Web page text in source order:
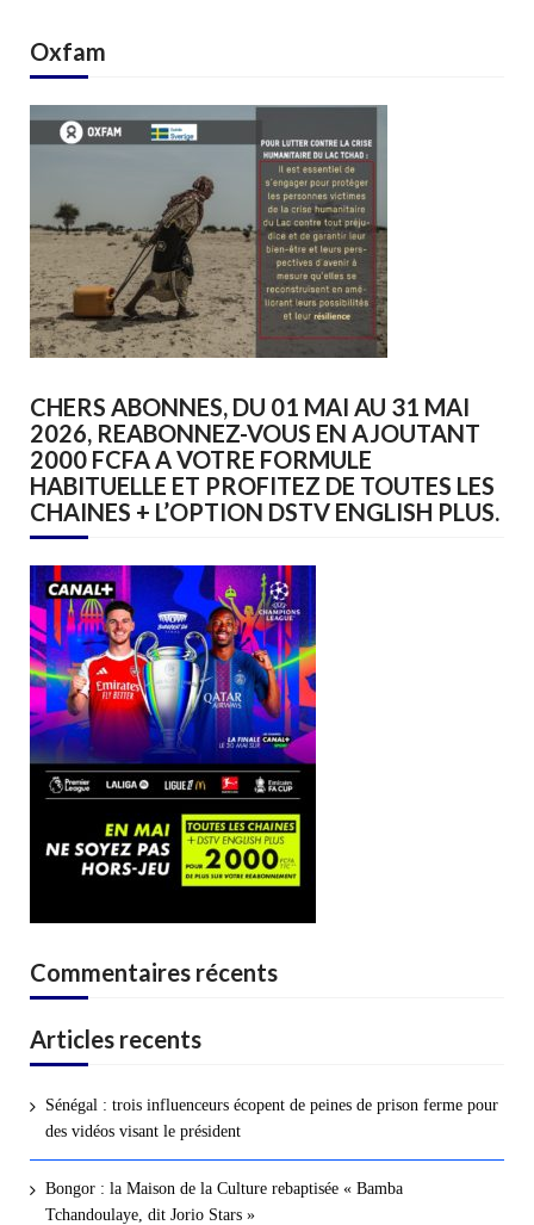
Oxfam
CHERS ABONNES, DU 01 MAI AU 31 MAI
2026, REABONNEZ-VOUS EN AJOUTANT
2000 FCFA A VOTRE FORMULE
HABITUELLE ET PROFITEZ DE TOUTES LES
CHAINES + L’OPTION DSTV ENGLISH PLUS.
Commentaires récents
Articles recents
Sénégal : trois influenceurs écopent de peines de prison ferme pour
des vidéos visant le président
Bongor : la Maison de la Culture rebaptisée « Bamba
Tchandoulaye, dit Jorio Stars »